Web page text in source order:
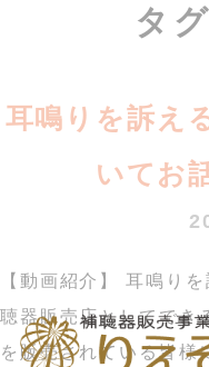
タ
耳鳴りを訴え
いてお
【動画紹介】 耳鳴り
聴器販売店としてでき
を販売されている皆様